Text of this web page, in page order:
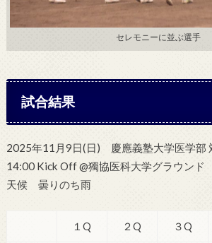
セレモニーに並ぶ選手
試合結果
2025年11月9日(日) 慶應義塾大学医学部
14:00 Kick Off @獨協医科大学グラウンド
天候 曇りのち雨
１Q ２Q ３Q